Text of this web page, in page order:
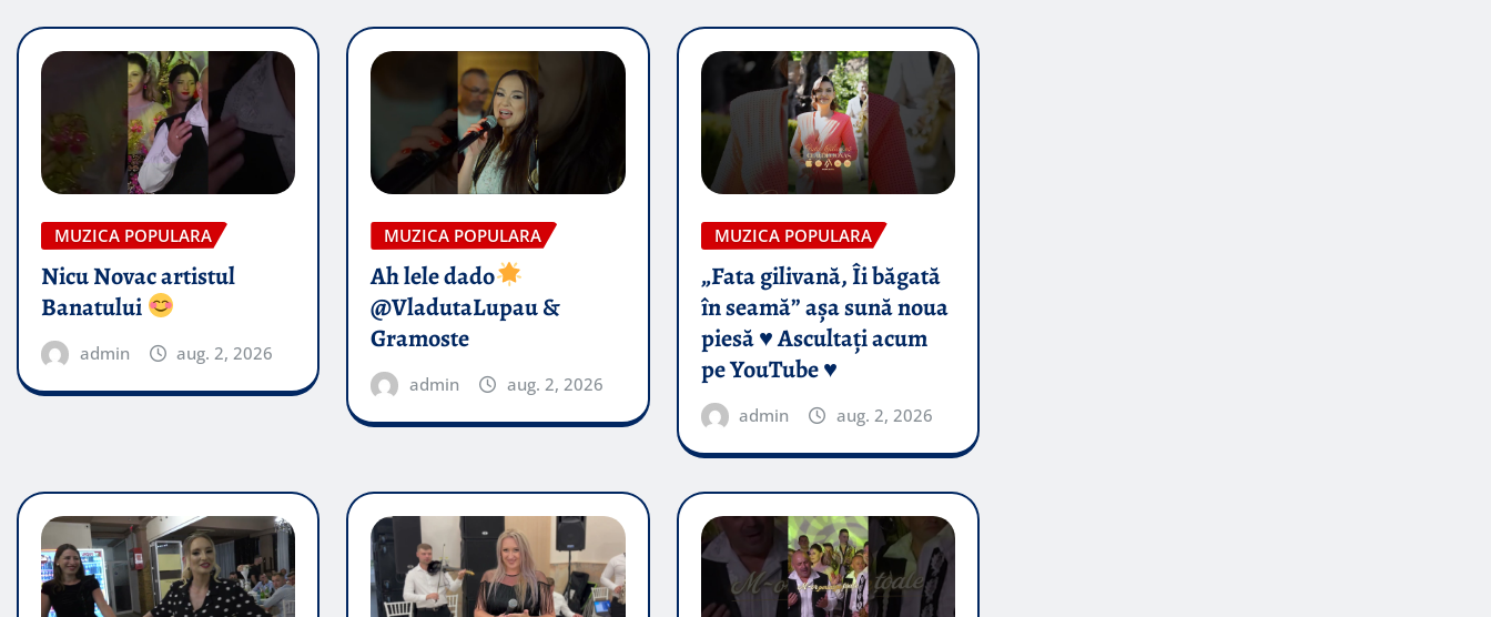
MUZICA POPULARA
Nicu Novac artistul
Banatului
admin aug. 2, 2026
MUZICA POPULARA
Ah lele dado​
@VladutaLupau &
Gramoste
admin aug. 2, 2026
MUZICA POPULARA
„Fata gilivană, Îi băgată
în seamă” așa sună noua
piesă ♥️ Ascultați acum
pe YouTube ♥️
admin aug. 2, 2026